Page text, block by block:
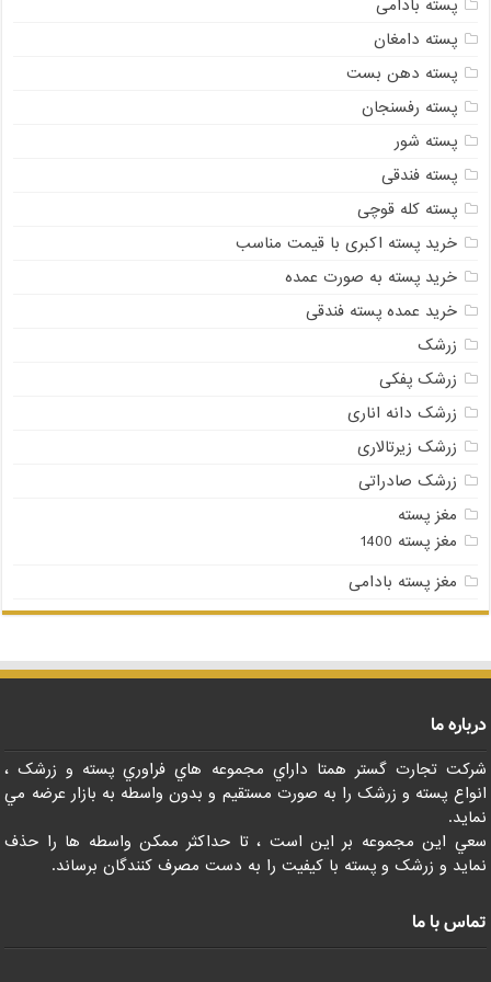
پسته بادامی
پسته دامغان
پسته دهن بست
پسته رفسنجان
پسته شور
پسته فندقی
پسته کله قوچی
خرید پسته اکبری با قیمت مناسب
خرید پسته به صورت عمده
خرید عمده پسته فندقی
زرشک
زرشک پفکی
زرشک دانه اناری
زرشک زیرتالاری
زرشک صادراتی
مغز پسته
مغز پسته 1400
مغز پسته بادامی
درباره ما
شرکت تجارت گستر همتا داراي مجموعه هاي فراوري پسته و زرشک ،
انواع پسته و زرشک را به صورت مستقيم و بدون واسطه به بازار عرضه مي
نمايد.
سعي اين مجموعه بر اين است ، تا حداکثر ممکن واسطه ها را حذف
نمايد و زرشک و پسته با کيفيت را به دست مصرف کنندگان برساند.
تماس با ما